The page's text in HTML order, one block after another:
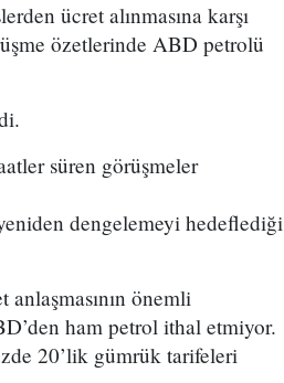
ücret alınmasına karşı
özetlerinde ABD petrolü
süren görüşmeler
dengelemeyi hedeflediği
anlaşmasının önemli
ham petrol ithal etmiyor.
20’lik gümrük tarifeleri